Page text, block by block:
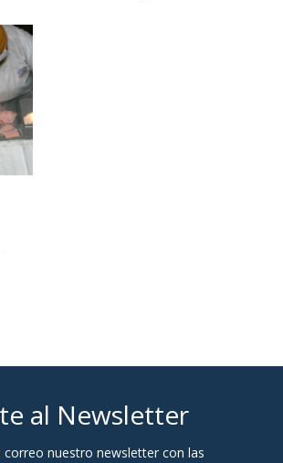
al Newsletter
correo nuestro newsletter con las